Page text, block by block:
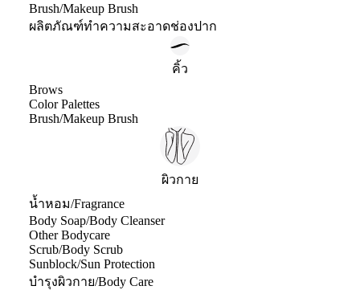
Brush/Makeup Brush
ผลิตภัณฑ์ทำความสะอาดช่องปาก
คิ้ว
Brows
Color Palettes
Brush/Makeup Brush
ผิวกาย
น้ำหอม/Fragrance
Body Soap/Body Cleanser
Other Bodycare
Scrub/Body Scrub
Sunblock/Sun Protection
บำรุงผิวกาย/Body Care